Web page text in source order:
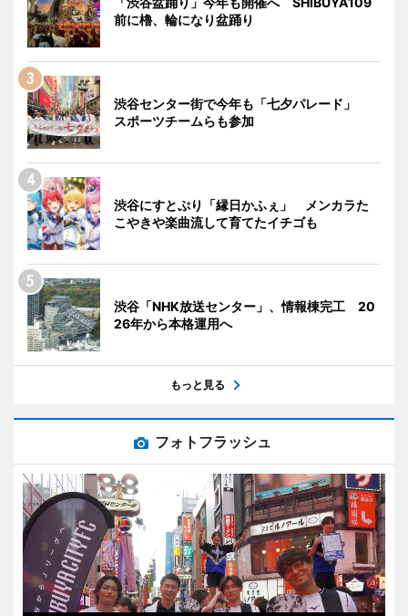
前に櫓、輪になり盆踊り
渋谷センター街で今年も「七夕パレード」
スポーツチームらも参加
渋谷にすとぷり「縁日かふぇ」 メンカラた
こやきや楽曲流して育てたイチゴも
渋谷「NHK放送センター」、情報棟完工 20
26年から本格運用へ
もっと見る
フォトフラッシュ